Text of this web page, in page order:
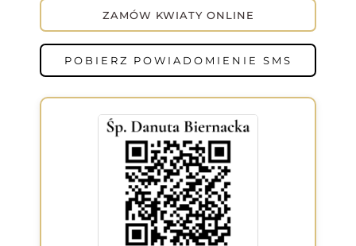
ZAMÓW KWIATY ONLINE
POBIERZ POWIADOMIENIE SMS